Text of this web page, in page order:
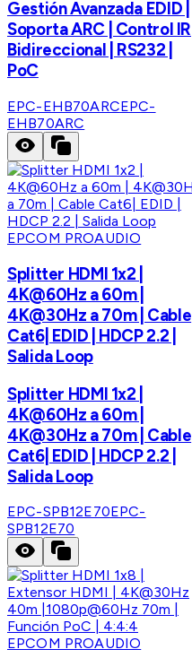
Gestión Avanzada EDID |
Soporta ARC | Control IR
Bidireccional | RS232 |
PoC
EPC-EHB70ARCEPC-
EHB70ARC
EPCOM PROAUDIO
Splitter HDMI 1x2 |
4K@60Hz a 60m |
4K@30Hz a 70m | Cable
Cat6| EDID | HDCP 2.2 |
Salida Loop
Splitter HDMI 1x2 |
4K@60Hz a 60m |
4K@30Hz a 70m | Cable
Cat6| EDID | HDCP 2.2 |
Salida Loop
EPC-SPB12E70EPC-
SPB12E70
EPCOM PROAUDIO